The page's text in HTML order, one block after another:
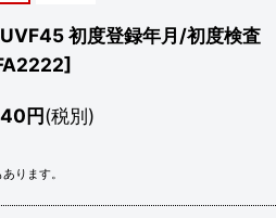
初度登録年月/初度検査
]
円(税別)
ります。